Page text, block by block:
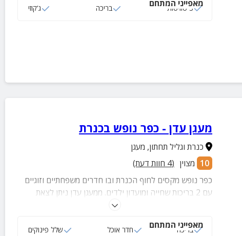
שייך רק לכם. הזמינו עכשיו לפני שיקדימו אתכם.
מאפייני המתחם
3 סוויטות בריכה ג‘קוזי
מעגן עדן - כפר נופש בכנרת
כנרת וגליל תחתון, מעגן
10 מצוין (
4 חוות דעת)
כפר נופש מקסים לחוף הכנרת ובו חדרים משפחתיים וזוגיים
עם 2 בריכות שחייה ומועדון ילדים. ממעגן עדן ניתן לצאת
לשפע של טיולים, בילויים ומסעדות באיזור.
מאפייני המתחם
בריכה חדר אוכל שלל פינוקים